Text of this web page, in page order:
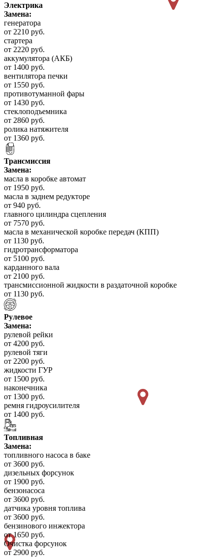
Электрика
Замена:
генератора
от 2210 руб.
стартера
от 2220 руб.
аккумулятора (АКБ)
от 1400 руб.
вентилятора печки
от 1550 руб.
противотуманной фары
от 1430 руб.
стеклоподъемника
от 2860 руб.
ролика натяжителя
от 1360 руб.
Трансмиссия
Замена:
масла в коробке автомат
от 1950 руб.
масла в заднем редукторе
от 940 руб.
главного цилиндра сцепления
от 7570 руб.
масла в механической коробке передач (КПП)
от 1130 руб.
гидротрансформатора
от 5100 руб.
карданного вала
от 2100 руб.
трансмиссионной жидкости в раздаточной коробке
от 1130 руб.
Рулевое
Замена:
рулевой рейки
от 4200 руб.
рулевой тяги
от 2200 руб.
жидкости ГУР
от 1500 руб.
наконечника
от 1300 руб.
ремня гидроусилителя
от 1400 руб.
Топливная
Замена:
топливного насоса в баке
от 3600 руб.
дизельных форсунок
от 1900 руб.
бензонасоса
от 3600 руб.
датчика уровня топлива
от 3600 руб.
бензинового инжектора
от 1650 руб.
Очистка форсунок
от 2900 руб.